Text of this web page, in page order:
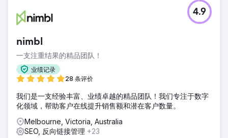
超越四大房屋建筑商一直都很困难，这需要多年的行业权威性
积累、链接建设和内部内容团队的支持。一家本地房屋建筑商
我们澳大利亚的文案撰稿人每月与他们的团队合作撰写三篇博
客文章，正是这些文章让我们在所有行业趋势方面都获得了排
名：最佳外立面、配色方案、房屋平面图。如果你在谷歌上搜
结果
10 个月内从 5 个增加到 53 个，并且还在持续增长。
nimbl
一支注重结果的精品团队！
业绩记录
28 条评价
4.9
我们是一支经验丰富、业绩卓越的精品团队！我们专注于数字
化领域，帮助客户在线提升销售额和潜在客户数量。
Melbourne, Victoria, Australia
SEO, 反向链接管理 +23